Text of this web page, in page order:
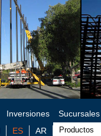
Inversiones
AR
ES